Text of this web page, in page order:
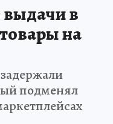
в
на
подменял